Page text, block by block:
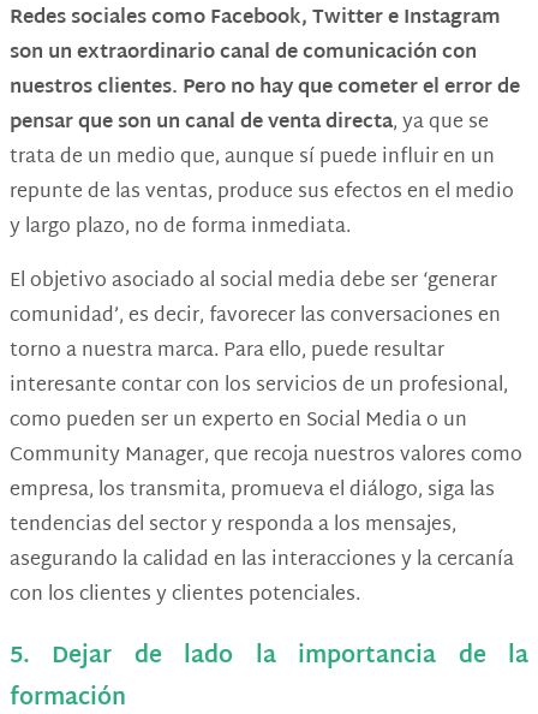
Redes sociales como Facebook, Twitter e Instagram
son un extraordinario canal de comunicación con
nuestros clientes. Pero no hay que cometer el error de
pensar que son un canal de venta directa, ya que se
trata de un medio que, aunque sí puede influir en un
repunte de las ventas, produce sus efectos en el medio
y largo plazo, no de forma inmediata.
El objetivo asociado al social media debe ser ‘generar
comunidad’, es decir, favorecer las conversaciones en
torno a nuestra marca. Para ello, puede resultar
interesante contar con los servicios de un profesional,
como pueden ser un experto en Social Media o un
Community Manager, que recoja nuestros valores como
empresa, los transmita, promueva el diálogo, siga las
tendencias del sector y responda a los mensajes,
asegurando la calidad en las interacciones y la cercanía
con los clientes y clientes potenciales.
5. Dejar de lado la importancia de la
formación